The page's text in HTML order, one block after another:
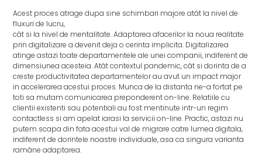
Acest proces atrage dupa sine schimbari majore atât la nivel de
fluxuri de lucru,
cât si la nivel de mentalitate. Adaptarea afacerilor la noua realitate
prin digitalizare a devenit deja o cerinta implicita. Digitalizarea
atinge astazi toate departamentele ale unei companii, indiferent de
dimensiunea acesteia. Atât contextul pandemic, cât si dorinta de a
creste productivitatea departamentelor au avut un impact major
in accelerarea acestui proces. Munca de la distanta ne-a fortat pe
toti sa mutam comunicarea preponderent on-line. Relatiile cu
clientii existenti sau potentiali au fost mentinute intr-un regim
contactless si am apelat iarasi la servicii on-line. Practic, astazi nu
putem scapa din fata acestui val de migrare catre lumea digitala,
indiferent de dorintele noastre individuale, asa ca singura varianta
ramâne adaptarea.